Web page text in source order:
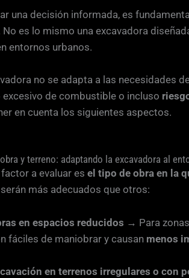
una decisión informada, es
No es lo mismo una excavadora
entornos urbanos.
no se adapta a las necesidades
de combustible o incluso
en cuenta los siguientes aspectos.
y terreno: adaptando la excavadora al
a evaluar es el tipo de obra en la
más adecuados que otros:
en espacios reducidos → Para
fáciles de maniobrar y causan menos
en terrenos irregulares o con